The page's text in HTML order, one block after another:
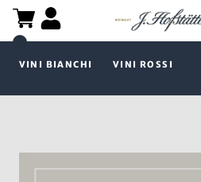
VINI BIANCHI VINI ROSSI